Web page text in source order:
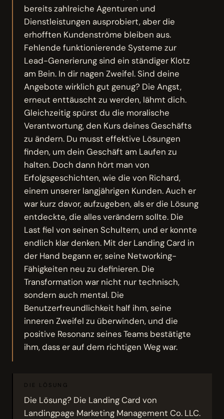
bereits zahlreiche Agenturen und
Dienstleistungen ausprobiert, aber die
erhofften Kundenströme bleiben aus.
Fehlende funktionierende Systeme zur
Lead-Generierung sind ein ständiger Klotz
am Bein. In dir nagen Zweifel. Sind deine
Angebote wirklich gut genug? Die Angst,
erneut enttäuscht zu werden, lähmt dich.
Gleichzeitig spürst du die moralische
Verantwortung, den Kurs deines Geschäfts
zu ändern. Du musst effektive Lösungen
finden, um dein Geschäft am Laufen zu
halten. Doch dann hört man von
Erfolgsgeschichten, wie die von Richard,
einem unserer langjährigen Kunden. Auch er
war kurz davor, aufzugeben, als er die Lösung
entdeckte, die alles verändern sollte. Die
Last fiel von seinen Schultern, und er konnte
endlich klar denken. Mit der Landing Card in
der Hand begann er, seine Networking-
Fähigkeiten neu zu definieren. Die
Transformation war nicht nur technisch,
sondern auch mental. Die
Benutzerfreundlichkeit half ihm, seine
inneren Zweifel zu überwinden, und die
positive Resonanz seines Teams bestätigte
ihm, dass er auf dem richtigen Weg war.
DIE LÖSUNG
Die Lösung? Die Landing Card von
Landingpage Marketing Management Co. LLC.